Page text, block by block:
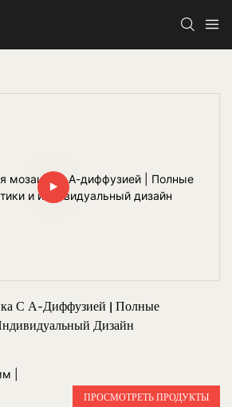
С А-Диффузией | Полные
Дизайн
|
ПРОСМОТРЕТЬ ПРОДУКТЫ